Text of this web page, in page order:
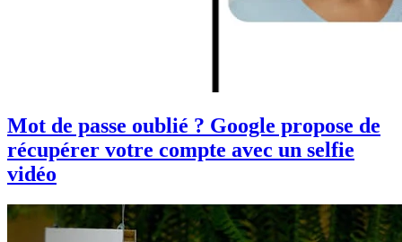
Mot de passe oublié ? Google propose de
récupérer votre compte avec un selfie
vidéo